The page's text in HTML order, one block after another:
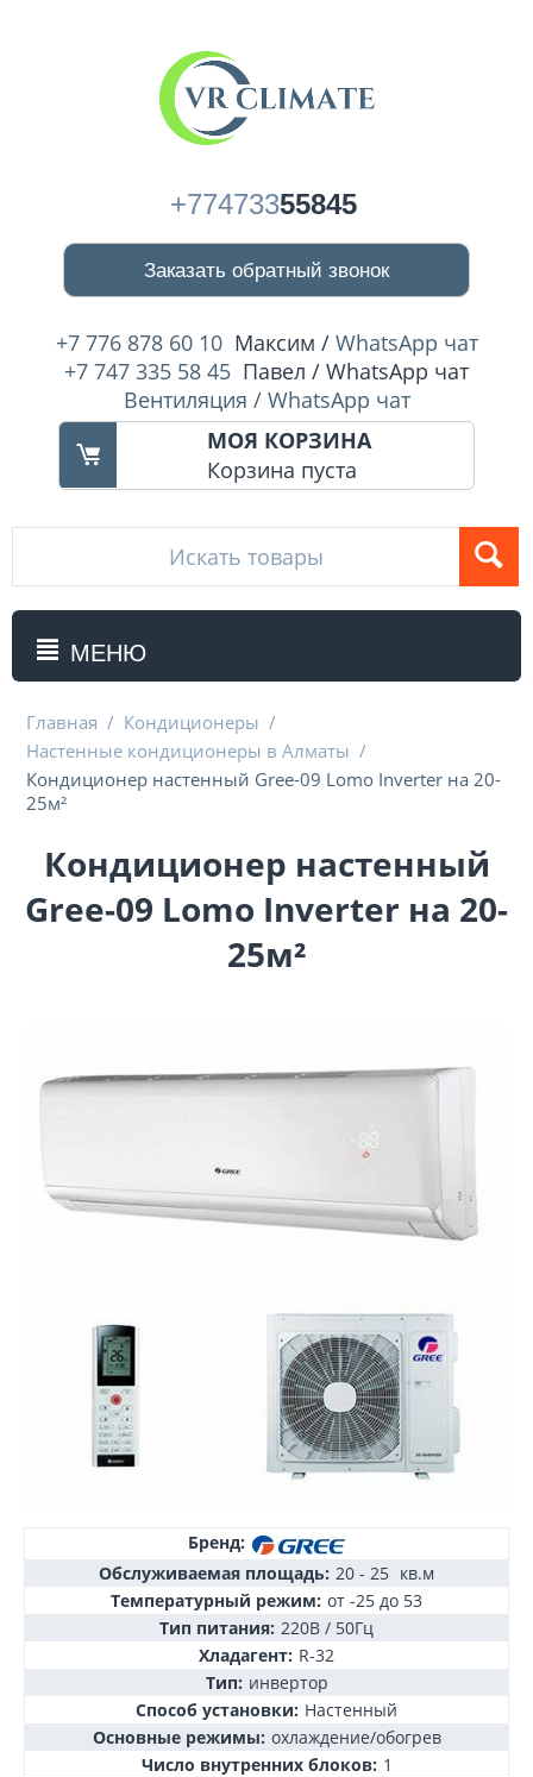
+77473355845
Заказать обратный звонок
+7 776 878 60 10 Максим / WhatsApp чат
+7 747 335 58 45 Павел / WhatsApp чат
Вентиляция / WhatsApp чат
МОЯ КОРЗИНА
Корзина пуста
МЕНЮ
Главная / Кондиционеры /
Настенные кондиционеры в Алматы /
Кондиционер настенный Gree-09 Lomo Inverter на 20-
25м²
Кондиционер настенный
Gree-09 Lomo Inverter на 20-
25м²
Бренд:
Обслуживаемая площадь: 20 - 25 кв.м
Температурный режим: от -25 до 53
Тип питания: 220В / 50Гц
Хладагент: R-32
Тип: инвертор
Способ установки: Настенный
Основные режимы: охлаждение/обогрев
Число внутренних блоков: 1